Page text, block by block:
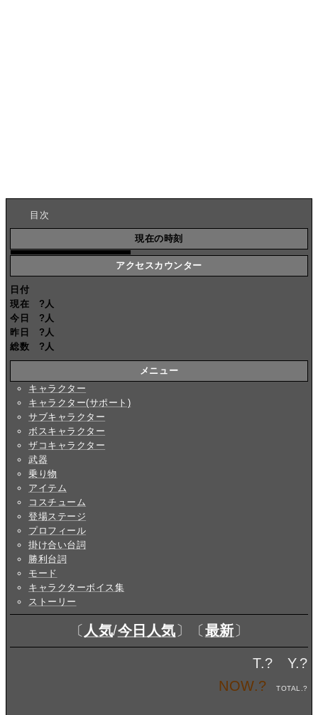
目次
現在の時刻
アクセスカウンター
日付
現在
? 人
今日
? 人
昨日
? 人
総数
? 人
メニュー
キャラクター
キャラクター(サポート)
サブキャラクター
ボスキャラクター
ザコキャラクター
武器
乗り物
アイテム
コスチューム
登場ステージ
プロフィール
掛け合い台詞
勝利台詞
モード
キャラクターボイス集
ストーリー
〔 人気/今日人気 〕〔 最新 〕
T.? Y.?
NOW.? TOTAL.?